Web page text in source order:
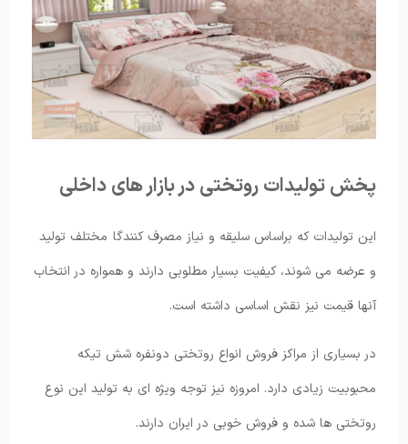
پخش تولیدات روتختی در بازار های داخلی
این تولیدات که براساس سلیقه و نیاز مصرف کنندگا مختلف تولید
و عرضه می شوند، کیفیت بسیار مطلوبی دارند و همواره در انتخاب
آنها قیمت نیز نقش اساسی داشته است.
در بسیاری از مراکز فروش انواع روتختی دونفره شش تیکه
محبوبیت زیادی دارد. امروزه نیز توجه ویژه ای به تولید این نوع
روتختی ها شده و فروش خوبی در ایران دارند.